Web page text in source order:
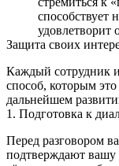
способствует
удовлетворит
Защита своих
Каждый сотрудник
способ, которым
дальнейшем
1. Подготовка к
Перед разговором
подтверждают